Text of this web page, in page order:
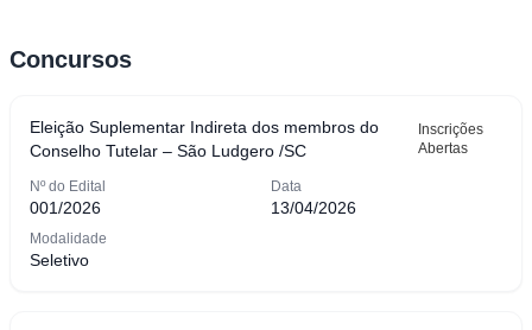
Concursos
Eleição Suplementar Indireta dos membros do
Conselho Tutelar – São Ludgero /SC
Inscrições
Abertas
Nº do Edital
001/2026
Data
13/04/2026
Modalidade
Seletivo